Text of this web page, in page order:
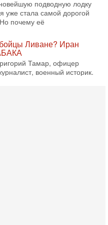
подводную лодку
уже стала самой дорогой
почему её
Ливане? Иран
Тамар, офицер
военный историк.